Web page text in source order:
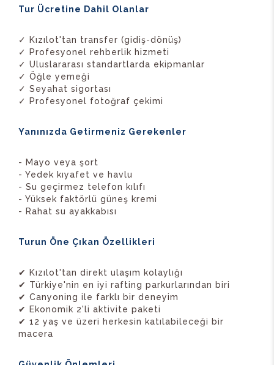
Tur Ücretine Dahil Olanlar
✓ Kızılot'tan transfer (gidiş-dönüş)
✓ Profesyonel rehberlik hizmeti
✓ Uluslararası standartlarda ekipmanlar
✓ Öğle yemeği
✓ Seyahat sigortası
✓ Profesyonel fotoğraf çekimi
Yanınızda Getirmeniz Gerekenler
- Mayo veya şort
- Yedek kıyafet ve havlu
- Su geçirmez telefon kılıfı
- Yüksek faktörlü güneş kremi
- Rahat su ayakkabısı
Turun Öne Çıkan Özellikleri
✔ Kızılot'tan direkt ulaşım kolaylığı
✔ Türkiye'nin en iyi rafting parkurlarından biri
✔ Canyoning ile farklı bir deneyim
✔ Ekonomik 2'li aktivite paketi
✔ 12 yaş ve üzeri herkesin katılabileceği bir
macera